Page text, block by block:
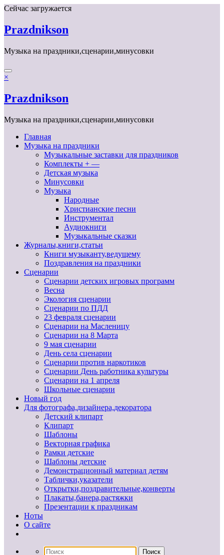
Перейти
содержимому
Сейчас загружается
Prazdnikson
Музыка на праздники,сценарии,минусовки
×
Prazdnikson
Музыка на праздники,сценарии,минусовки
Главная
Музыка на праздники
Музыкальные заставки для праздников
Комплекты + —
Детская музыка
Минусовки
Музыка
Народные
Христианские песни
Инструментал
Аудиокниги
Музыкальные сказки
Журналы,книги,статьи
Книги музыканту,ведущему
Поздравления на праздники
Сценарии
Сценарии детских игровых программ
Весна
Экология сценарии
Сценарии по ПДД
23 февраля сценарии
Сценарии на Масленицу
Сценарии на 8 Марта
9 мая сценарии
День села сценарии
Сценарии против наркотиков
Сценарии День работника культуры
Сценарии на 1 апреля
Школьные сценарии
Новый год
Для фотографа,дизайнера,декоратора
Детский клипарт
Клипарт
Шаблоны
Векторная графика
Рамки детские
Шаблоны детские
Демонстрационный материал детям
Таблички,указатели
Открытки,поздравительные,конверты
Плакаты,банера,растяжки
Презентации к праздникам
Ноты
О сайте